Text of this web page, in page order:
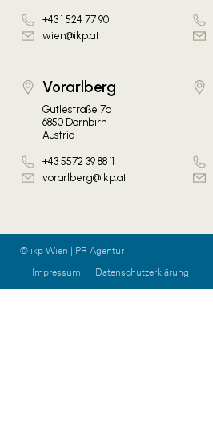
+43 1 524 77 90
wien@ikp.at
Vorarlberg
Gütlestraße 7a
6850 Dornbirn
Austria
+43 5572 39 88 11
vorarlberg@ikp.at
© ikp Wien | PR Agentur
Impressum
Datenschutzerklärung